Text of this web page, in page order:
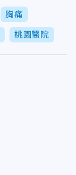
胸痛
桃園醫院